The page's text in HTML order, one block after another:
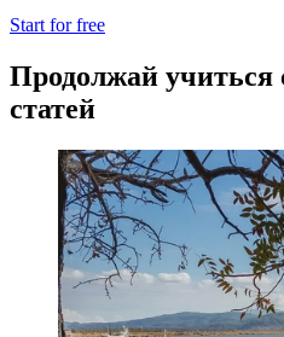
Start for free
Продолжай
статей